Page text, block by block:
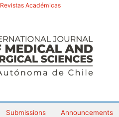
Revistas Académicas
Submissions Announcements